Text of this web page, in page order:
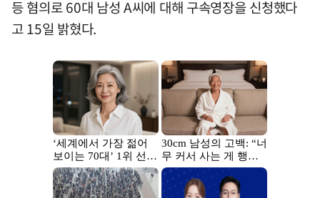
등 혐의로 60대 남성 A씨에 대해 구속영장을 신청했다
고 15일 밝혔다.